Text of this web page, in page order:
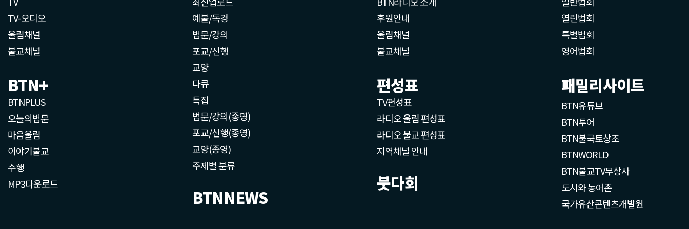
TV-오디오
울림채널
불교채널
BTN+
BTNPLUS
오늘의법문
마음울림
이야기불교
수행
MP3다운로드
예불/독경
법문/강의
포교/신행
교양
다큐
특집
법문/강의(종영)
포교/신행(종영)
교양(종영)
주제별 분류
BTNNEWS
후원안내
울림채널
불교채널
편성표
TV편성표
라디오 울림 편성표
라디오 불교 편성표
지역채널 안내
붓다회
열린법회
특별법회
영어법회
패밀리사이트
BTN유튜브
BTN투어
BTN불국토상조
BTNWORLD
BTN불교TV무상사
도시와 농어촌
국가유산콘텐츠개발원